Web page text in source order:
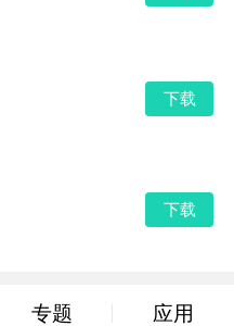
下载
下载
专题 应用